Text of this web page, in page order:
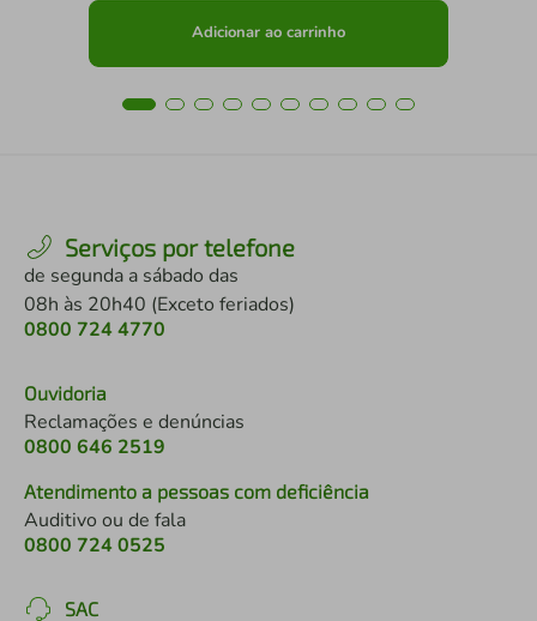
Adicionar ao carrinho
Serviços por telefone
de segunda a sábado das
08h às 20h40 (Exceto feriados)
0800 724 4770
Ouvidoria
Reclamações e denúncias
0800 646 2519
Atendimento a pessoas com deficiência
Auditivo ou de fala
0800 724 0525
SAC